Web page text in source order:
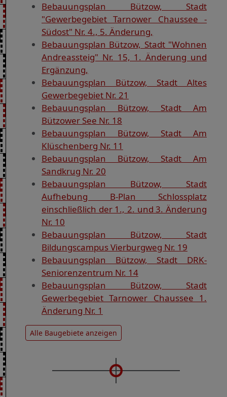
Bebauungsplan Bützow, Stadt
"Gewerbegebiet Tarnower Chaussee -
Südost" Nr. 4., 5. Änderung,
Bebauungsplan Bützow, Stadt "Wohnen
Andreassteig" Nr. 15, 1. Änderung und
Ergänzung,
Bebauungsplan Bützow, Stadt Altes
Gewerbegebiet Nr. 21
Bebauungsplan Bützow, Stadt Am
Bützower See Nr. 18
Bebauungsplan Bützow, Stadt Am
Klüschenberg Nr. 11
Bebauungsplan Bützow, Stadt Am
Sandkrug Nr. 20
Bebauungsplan Bützow, Stadt
Aufhebung B-Plan Schlossplatz
einschließlich der 1., 2. und 3. Änderung
Nr. 10
Bebauungsplan Bützow, Stadt
Bildungscampus Vierburgweg Nr. 19
Bebauungsplan Bützow, Stadt DRK-
Seniorenzentrum Nr. 14
Bebauungsplan Bützow, Stadt
Gewerbegebiet Tarnower Chaussee 1.
Änderung Nr. 1
Alle Baugebiete anzeigen